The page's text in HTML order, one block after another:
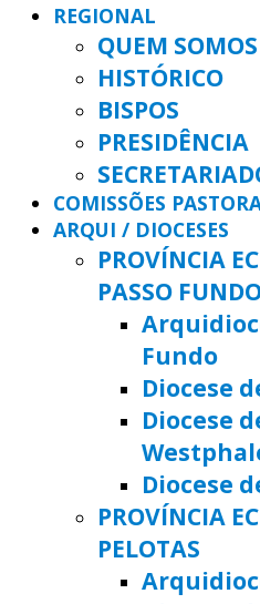
REGIONAL
QUEM SOMOS
HISTÓRICO
BISPOS
PRESIDÊNCIA
COMISSÕES
ARQUI / DIOCESES
PROVÍNCIA
PASSO
Fundo
Diocese
Diocese
Diocese
PROVÍNCIA
PELOTAS